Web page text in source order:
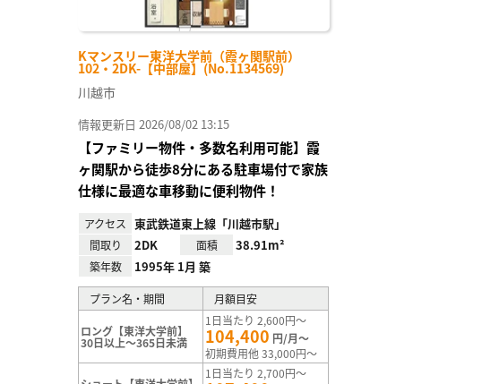
Kマンスリー東洋大学前（霞ヶ関駅前）
102・2DK-【中部屋】(No.1134569)
川越市
情報更新日 2026/08/02 13:15
【ファミリー物件・多数名利用可能】霞
ヶ関駅から徒歩8分にある駐車場付で家族
仕様に最適な車移動に便利物件！
アクセス 東武鉄道東上線「川越市駅」
間取り 2DK 面積 38.91m²
築年数 1995年 1月 築
プラン名・期間 月額目安
ロング【東洋大学前】
30日以上～365日未満
1日当たり 2,600円～
104,400 円/月～
初期費用他 33,000円～
1日当たり 2,700円～